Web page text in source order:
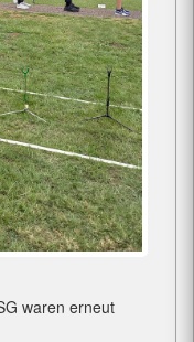
waren erneut